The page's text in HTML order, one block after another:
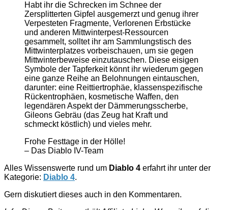
Habt ihr die Schrecken im Schnee der
Zersplitterten Gipfel ausgemerzt und genug ihrer
Verpesteten Fragmente, Verlorenen Erbstücke
und anderen Mittwinterpest-Ressourcen
gesammelt, solltet ihr am Sammlungstisch des
Mittwinterplatzes vorbeischauen, um sie gegen
Mittwinterbeweise einzutauschen. Diese eisigen
Symbole der Tapferkeit könnt ihr wiederum gegen
eine ganze Reihe an Belohnungen eintauschen,
darunter: eine Reittiertrophäe, klassenspezifische
Rückentrophäen, kosmetische Waffen, den
legendären Aspekt der Dämmerungsscherbe,
Gileons Gebräu (das Zeug hat Kraft und
schmeckt köstlich) und vieles mehr.
Frohe Festtage in der Hölle!
– Das Diablo IV-Team
Alles Wissenswerte rund um Diablo 4 erfahrt ihr unter der
Kategorie: Diablo 4.
Gern diskutiert dieses auch in den Kommentaren.